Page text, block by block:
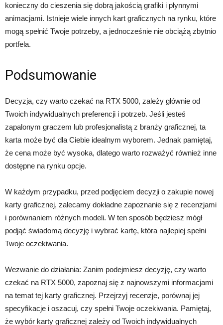
konieczny do cieszenia się dobrą jakością grafiki i płynnymi
animacjami. Istnieje wiele innych kart graficznych na rynku, które
mogą spełnić Twoje potrzeby, a jednocześnie nie obciążą zbytnio
portfela.
Podsumowanie
Decyzja, czy warto czekać na RTX 5000, zależy głównie od
Twoich indywidualnych preferencji i potrzeb. Jeśli jesteś
zapalonym graczem lub profesjonalistą z branży graficznej, ta
karta może być dla Ciebie idealnym wyborem. Jednak pamiętaj,
że cena może być wysoka, dlatego warto rozważyć również inne
dostępne na rynku opcje.
W każdym przypadku, przed podjęciem decyzji o zakupie nowej
karty graficznej, zalecamy dokładne zapoznanie się z recenzjami
i porównaniem różnych modeli. W ten sposób będziesz mógł
podjąć świadomą decyzję i wybrać kartę, która najlepiej spełni
Twoje oczekiwania.
Wezwanie do działania: Zanim podejmiesz decyzję, czy warto
czekać na RTX 5000, zapoznaj się z najnowszymi informacjami
na temat tej karty graficznej. Przejrzyj recenzje, porównaj jej
specyfikacje i oszacuj, czy spełni Twoje oczekiwania. Pamiętaj,
że wybór karty graficznej zależy od Twoich indywidualnych